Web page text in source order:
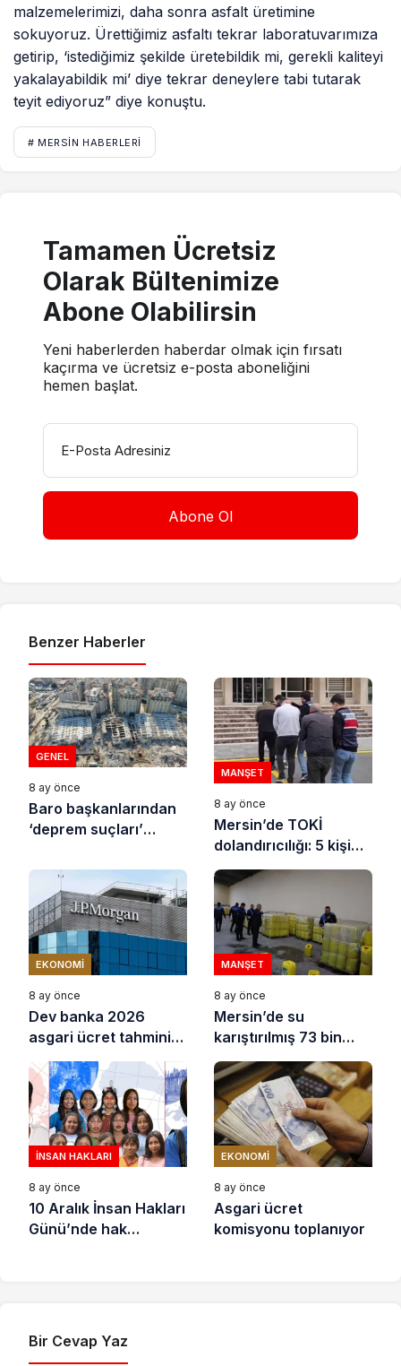
malzemelerimizi, daha sonra asfalt üretimine
sokuyoruz. Ürettiğimiz asfaltı tekrar laboratuvarımıza
getirip, ‘istediğimiz şekilde üretebildik mi, gerekli kaliteyi
yakalayabildik mi’ diye tekrar deneylere tabi tutarak
teyit ediyoruz” diye konuştu.
# MERSIN HABERLERI
Tamamen Ücretsiz
Olarak Bültenimize
Abone Olabilirsin
Yeni haberlerden haberdar olmak için fırsatı
kaçırma ve ücretsiz e-posta aboneliğini
hemen başlat.
E-Posta Adresiniz
Benzer Haberler
GENEL
8 ay önce
Baro başkanlarından
‘deprem suçları’
MANŞET
8 ay önce
Mersin’de TOKİ
dolandırıcılığı: 5 kişi
tutuklandı
EKONOMI
8 ay önce
Dev banka 2026
asgari ücret tahminini
açıkladı
MANŞET
8 ay önce
Mersin’de su
karıştırılmış 73 bin
litre sıvı yağ ele
geçirildi
İNSAN HAKLARI
8 ay önce
10 Aralık İnsan Hakları
Günü’nde hak
EKONOMI
8 ay önce
Asgari ücret
komisyonu toplanıyor
Bir Cevap Yaz